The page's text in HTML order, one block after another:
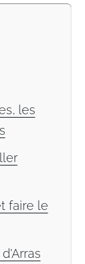
les
faire le